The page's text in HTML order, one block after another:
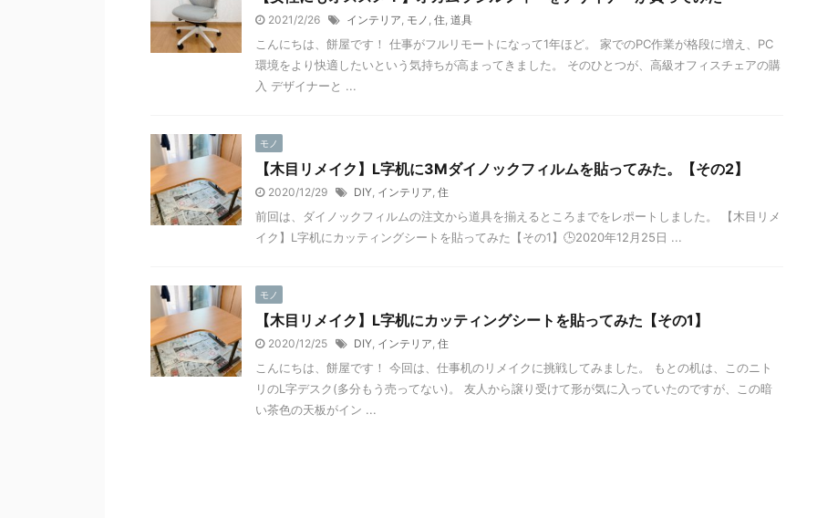
2021/2/26 インテリア, モノ , 住, 道具
こんにちは、餅屋です！ 仕事がフルリモートになって1年ほど。 家でのPC作業が格段に増え、PC
環境をより快適したいという気持ちが高まってきました。 そのひとつが、高級オフィスチェアの購
入 デザイナーと ...
モノ
【木目リメイク】L字机に3Mダイノックフィルムを貼ってみた。【その2】
2020/12/29 DIY, インテリア, 住
前回は、ダイノックフィルムの注文から道具を揃えるところまでをレポートしました。 【木目リメ
イク】L字机にカッティングシートを貼ってみた【その1】🕒️2020年12月25日 ...
モノ
【木目リメイク】L字机にカッティングシートを貼ってみた【その1】
2020/12/25 DIY, インテリア, 住
こんにちは、餅屋です！ 今回は、仕事机のリメイクに挑戦してみました。 もとの机は、このニト
リのL字デスク(多分もう売ってない)。 友人から譲り受けて形が気に入っていたのですが、この暗
い茶色の天板がイン ...